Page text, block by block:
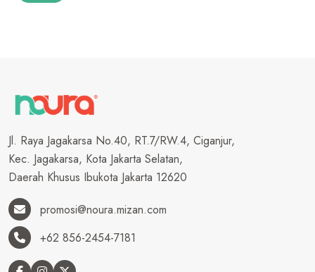
Jl. Raya Jagakarsa No.40, RT.7/RW.4, Ciganjur,
Kec. Jagakarsa, Kota Jakarta Selatan,
Daerah Khusus Ibukota Jakarta 12620
promosi@noura.mizan.com
+62 856-2454-7181